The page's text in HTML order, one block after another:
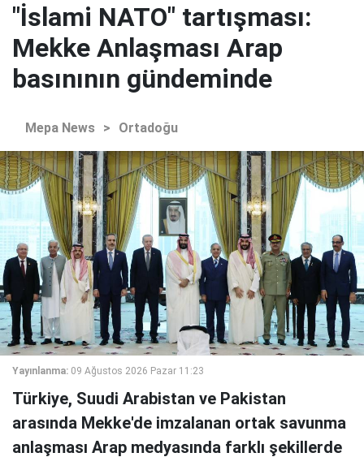
"İslami NATO" tartışması:
Mekke Anlaşması Arap
basınının gündeminde
Mepa News > Ortadoğu
Yayınlanma: 09 Ağustos 2026 Pazar 11:23
Türkiye, Suudi Arabistan ve Pakistan
arasında Mekke'de imzalanan ortak savunma
anlaşması Arap medyasında farklı şekillerde